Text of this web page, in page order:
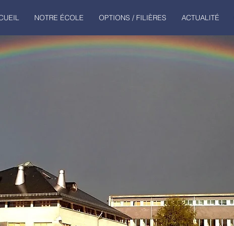
NOTRE ÉCOLE OPTIONS / FILIÈRES ACTUALITÉ